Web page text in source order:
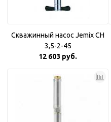
Скважинный насос Jemix CH
3,5-2-45
12 603 руб.